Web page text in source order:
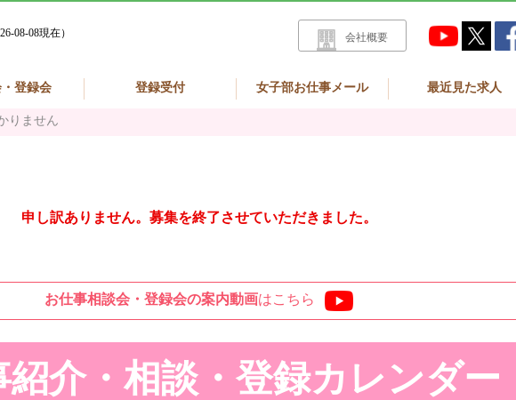
08-08現在） 会社概要
登録会 登録受付 女子部お仕事メール 最近見た求人
りません
申し訳ありません。募集を終了させていただきました。
お仕事相談会・登録会の案内動画はこちら
紹介・相談・登録カレンダー